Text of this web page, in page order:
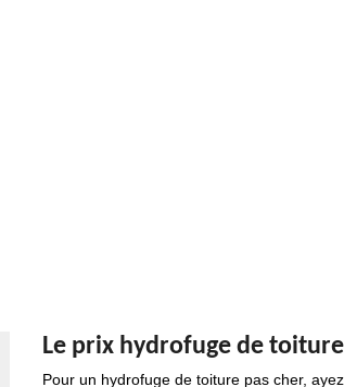
Le prix hydrofuge de
Pour un hydrofuge de toiture pas cher,